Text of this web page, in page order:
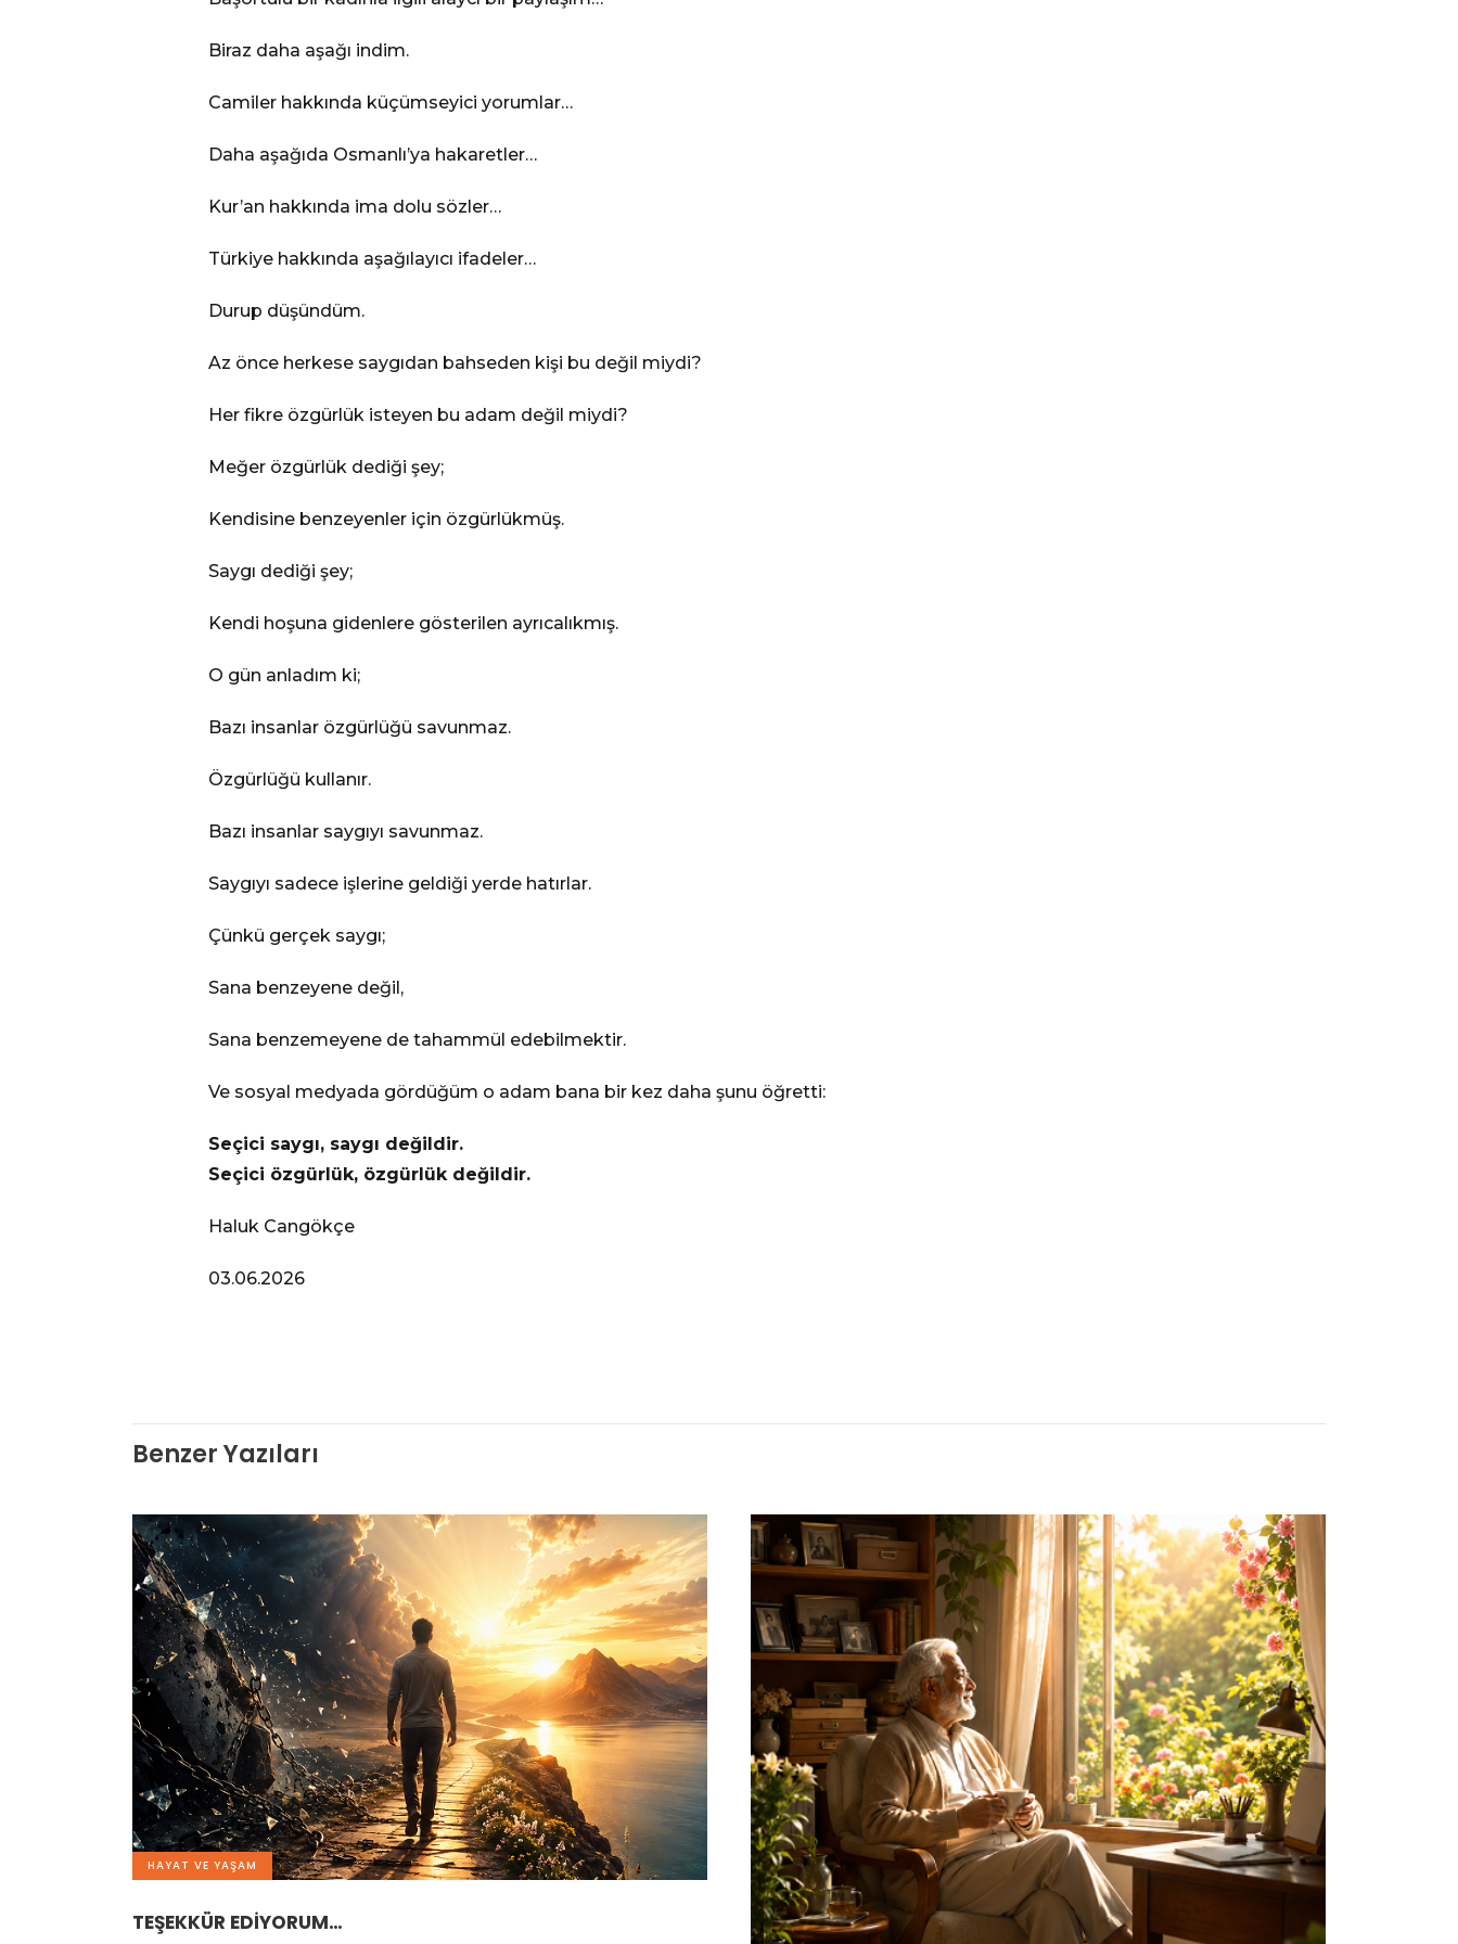
Biraz daha aşağı indim.
Camiler hakkında küçümseyici yorumlar…
Daha aşağıda Osmanlı’ya hakaretler…
Kur’an hakkında ima dolu sözler…
Türkiye hakkında aşağılayıcı ifadeler…
Durup düşündüm.
Az önce herkese saygıdan bahseden kişi bu değil miydi?
Her fikre özgürlük isteyen bu adam değil miydi?
Meğer özgürlük dediği şey;
Kendisine benzeyenler için özgürlükmüş.
Saygı dediği şey;
Kendi hoşuna gidenlere gösterilen ayrıcalıkmış.
O gün anladım ki;
Bazı insanlar özgürlüğü savunmaz.
Özgürlüğü kullanır.
Bazı insanlar saygıyı savunmaz.
Saygıyı sadece işlerine geldiği yerde hatırlar.
Çünkü gerçek saygı;
Sana benzeyene değil,
Sana benzemeyene de tahammül edebilmektir.
Ve sosyal medyada gördüğüm o adam bana bir kez daha şunu öğretti:
Seçici saygı, saygı değildir.
Seçici özgürlük, özgürlük değildir.
Haluk Cangökçe
03.06.2026
Benzer Yazıları
HAYAT VE YAŞAM
TEŞEKKÜR EDİYORUM…